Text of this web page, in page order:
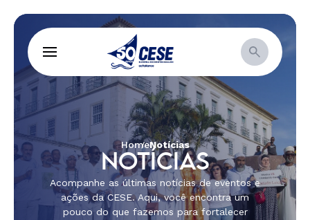
HomeNotícias
NOTÍCIAS
Acompanhe as últimas notícias de eventos e
ações da CESE. Aqui, você encontra um
pouco do que fazemos para fortalecer